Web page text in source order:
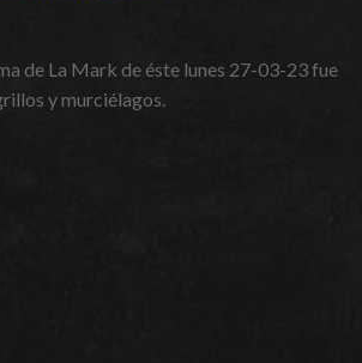
de La Mark de éste lunes 27-03-23 fue
y murciélagos.